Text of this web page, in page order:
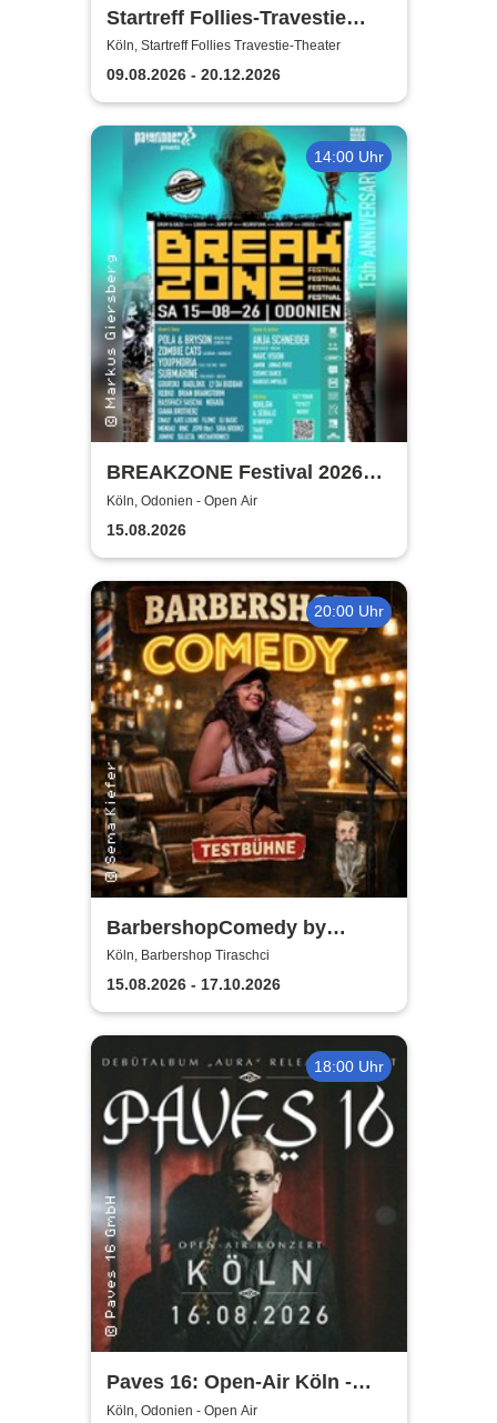
Startreff Follies-Travestie
Theater Köln
Köln, Startreff Follies Travestie-Theater
09.08.2026 - 20.12.2026
14:00 Uhr
BREAKZONE Festival 2026
(DAY & NIGHT) | presented by
Pathfinder
Köln, Odonien - Open Air
15.08.2026
20:00 Uhr
BarbershopComedy by
Tiraschci - Sema Kurschunlu
Köln, Barbershop Tiraschci
15.08.2026 - 17.10.2026
18:00 Uhr
Paves 16: Open-Air Köln -
Album Release Konzert
Köln, Odonien - Open Air